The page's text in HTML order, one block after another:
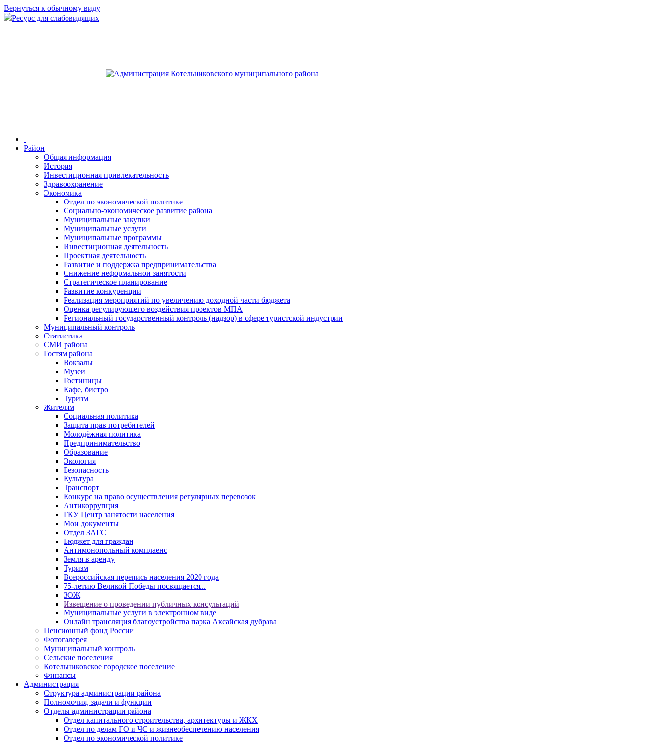
Вернуться к обычному виду
Ресурс для слабовидящих
Район
Общая информация
История
Инвестиционная привлекательность
Здравоохранение
Экономика
Отдел по экономической политике
Социально-экономическое развитие района
Муниципальные закупки
Муниципальные услуги
Муниципальные программы
Инвестиционная деятельность
Проектная деятельность
Развитие и поддержка предпринимательства
Снижение неформальной занятости
Стратегическое планирование
Развитие конкуренции
Реализация мероприятий по увеличению доходной части бюджета
Оценка регулирующего воздействия проектов МПА
Региональный государственный контроль (надзор) в сфере туристской индустрии
Муниципальный контроль
Статистика
СМИ района
Гостям района
Вокзалы
Музеи
Гостиницы
Кафе, бистро
Туризм
Жителям
Социальная политика
Защита прав потребителей
Молодёжная политика
Предпринимательство
Образование
Экология
Безопасность
Культура
Транспорт
Конкурс на право осуществления регулярных перевозок
Антикоррупция
ГКУ Центр занятости населения
Мои документы
Отдел ЗАГС
Бюджет для граждан
Антимонопольный комплаенс
Земля в аренду
Туризм
Всероссийская перепись населения 2020 года
75-летию Великой Победы посвящается...
ЗОЖ
Извещение о проведении публичных консультаций
Муниципальные услуги в электронном виде
Онлайн трансляция благоустройства парка Аксайская дубрава
Пенсионный фонд России
Фотогалерея
Муниципальный контроль
Сельские поселения
Котельниковское городское поселение
Финансы
Администрация
Структура администрации района
Полномочия, задачи и функции
Отделы администрации района
Отдел капитального строительства, архитектуры и ЖКХ
Отдел по делам ГО и ЧС и жизнеобеспечению населения
Отдел по экономической политике